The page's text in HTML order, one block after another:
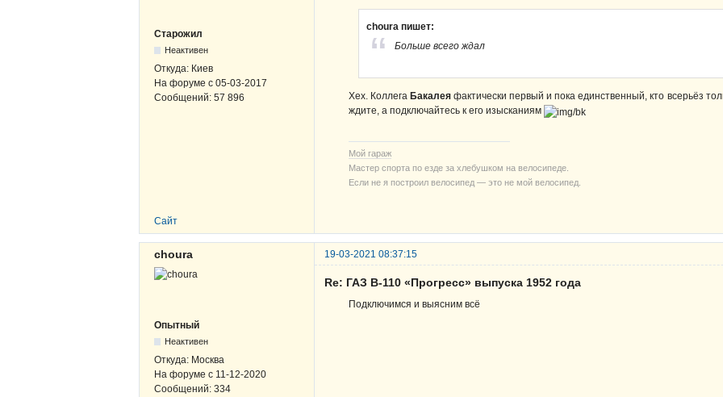
Старожил
Неактивен
Откуда: Киев
На форуме с 05-03-2017
Сообщений: 57 896
choura пишет:
Больше всего ждал
Хех. КоллегаБакалея фактически первый и пока единственный, кто всерьёз
ждите, а подключайтесь к его изысканиям
Мой гараж
Мастер спорта по езде за хлебушком на велосипеде.
Если не я построил велосипед — это не мой велосипед.
Сайт
choura 19-03-2021 08:37:15
Опытный
Неактивен
Откуда: Москва
На форуме с 11-12-2020
Сообщений: 334
Re: ГАЗ В-110 «Прогресс» выпуска 1952 года
Подключимся и выясним всё